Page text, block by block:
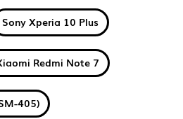
Sony Xperia 10 Plus
Redmi Note 7
405)